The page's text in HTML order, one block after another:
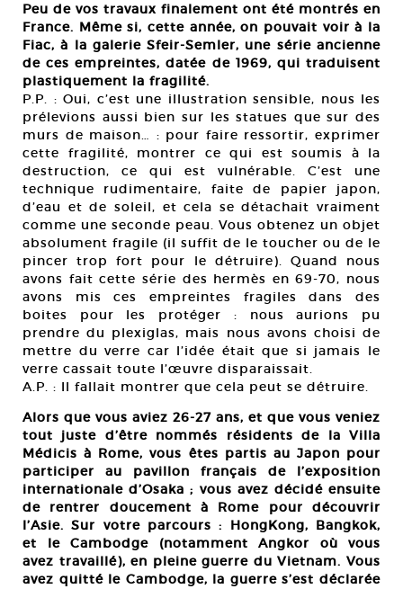
Peu de vos travaux finalement ont été montrés en
France. Même si, cette année, on pouvait voir à la
Fiac, à la galerie Sfeir-Semler, une série ancienne
de ces empreintes, datée de 1969, qui traduisent
plastiquement la fragilité.
P.P. : Oui, c’est une illustration sensible, nous les
prélevions aussi bien sur les statues que sur des
murs de maison… : pour faire ressortir, exprimer
cette fragilité, montrer ce qui est soumis à la
destruction, ce qui est vulnérable. C’est une
technique rudimentaire, faite de papier japon,
d’eau et de soleil, et cela se détachait vraiment
comme une seconde peau. Vous obtenez un objet
absolument fragile (il suffit de le toucher ou de le
pincer trop fort pour le détruire). Quand nous
avons fait cette série des hermès en 69-70, nous
avons mis ces empreintes fragiles dans des
boites pour les protéger : nous aurions pu
prendre du plexiglas, mais nous avons choisi de
mettre du verre car l’idée était que si jamais le
verre cassait toute l’œuvre disparaissait.
A.P. : Il fallait montrer que cela peut se détruire.
Alors que vous aviez 26-27 ans, et que vous veniez
tout juste d’être nommés résidents de la Villa
Médicis à Rome, vous êtes partis au Japon pour
participer au pavillon français de l’exposition
internationale d’Osaka ; vous avez décidé ensuite
de rentrer doucement à Rome pour découvrir
l’Asie. Sur votre parcours : HongKong, Bangkok,
et le Cambodge (notamment Angkor où vous
avez travaillé), en pleine guerre du Vietnam. Vous
avez quitté le Cambodge, la guerre s’est déclarée